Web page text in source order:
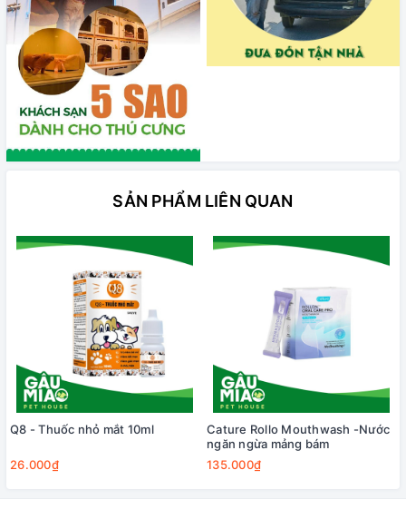
SẢN PHẨM LIÊN QUAN
Q8 - Thuốc nhỏ mắt 10ml
26.000₫
Cature Rollo Mouthwash -Nước
ngăn ngừa mảng bám
135.000₫